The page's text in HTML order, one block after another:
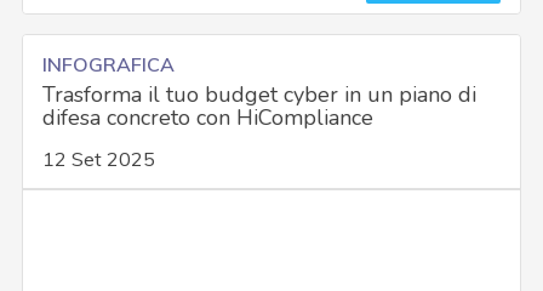
INFOGRAFICA
Trasforma il tuo budget cyber in un piano di
difesa concreto con HiCompliance
12 Set 2025